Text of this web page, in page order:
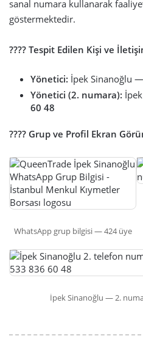
sanal numara kullanarak
göstermektedir.
???? Tespit Edilen Kişi ve
Yönetici: İpek Sinanoğlu —
Yönetici (2. numara):
60 48
???? Grup ve Profil Ekran
WhatsApp grup bilgisi — 424 üye
İpek Sinanoğlu — 2.